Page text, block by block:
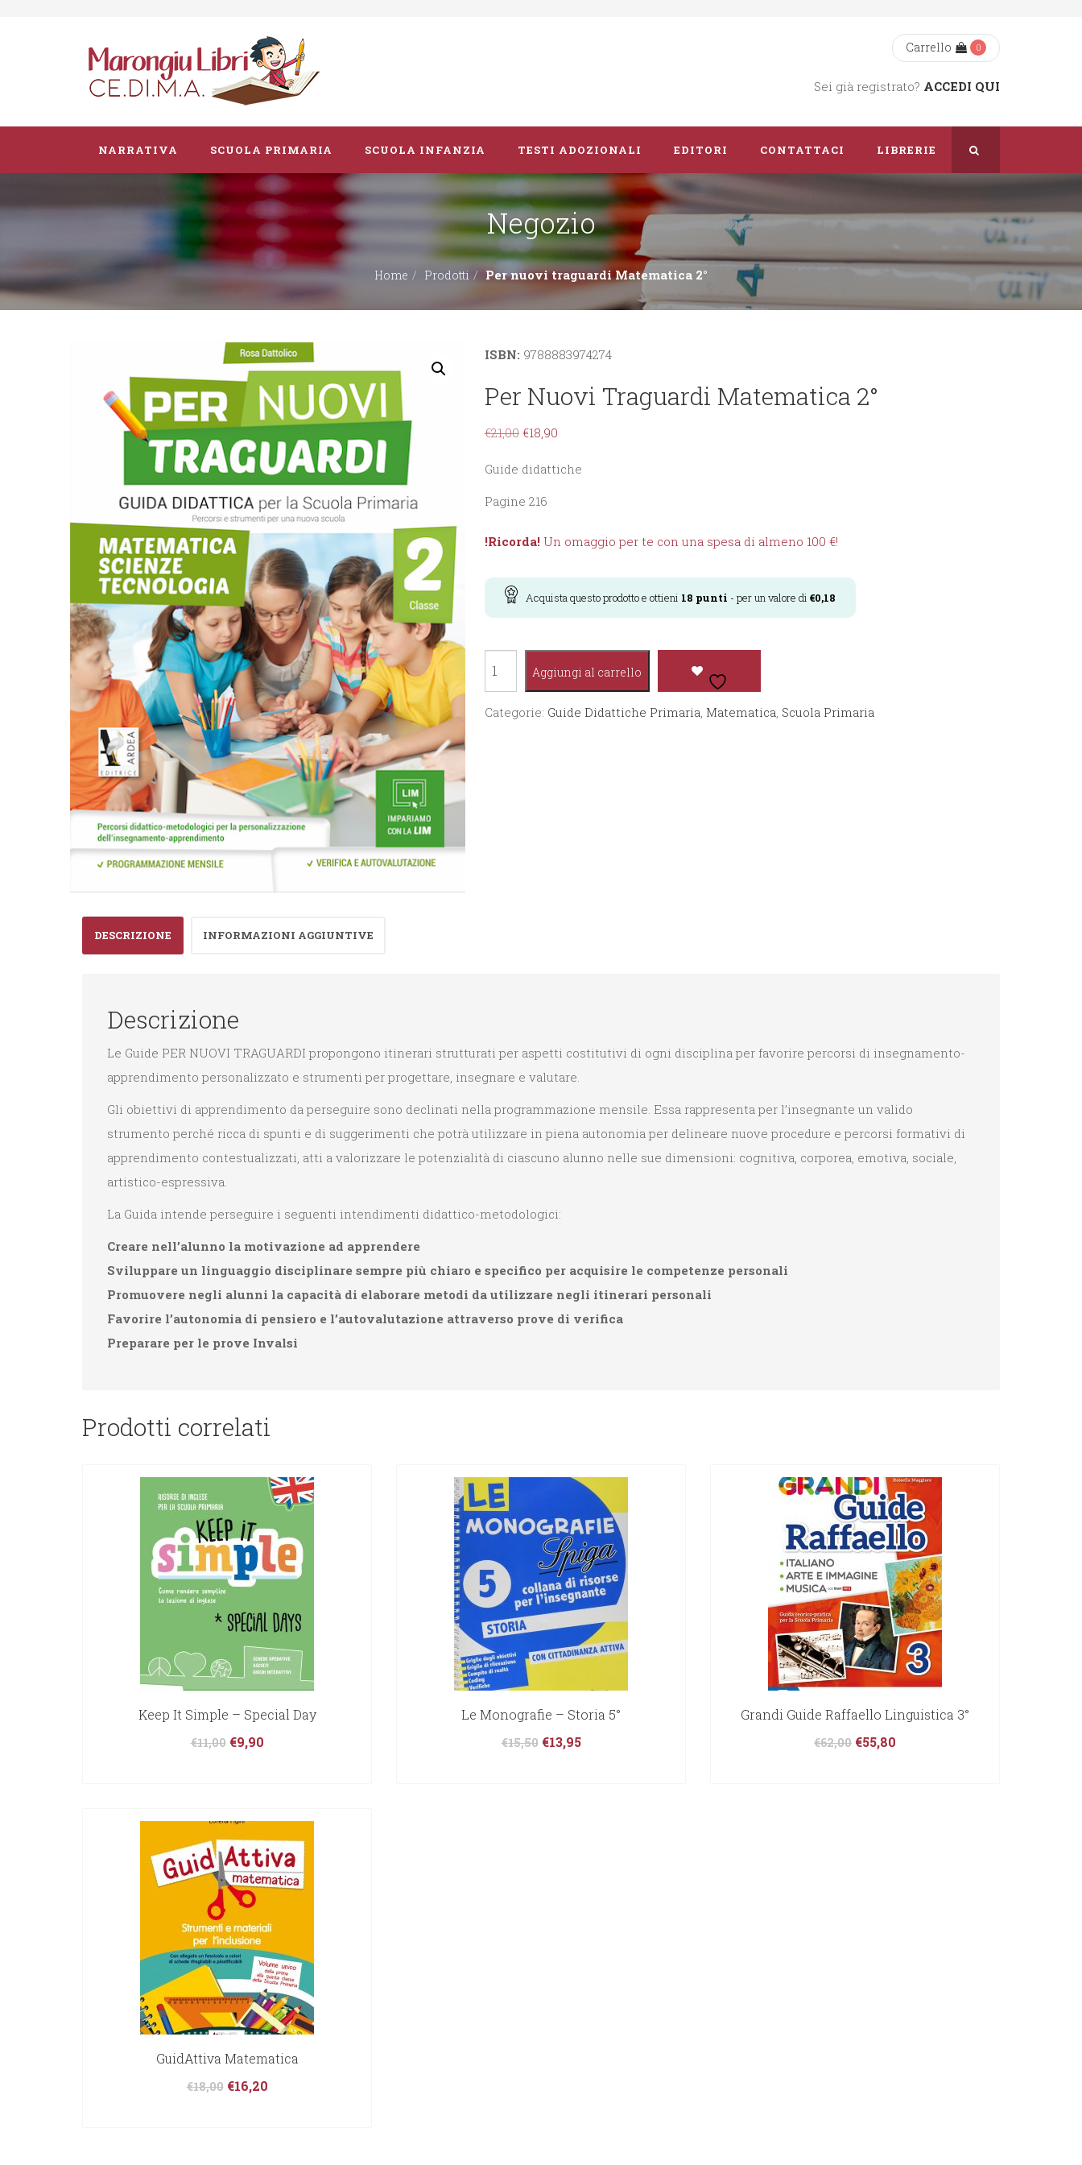
Carrello 0
Sei già registrato? ACCEDI QUI
NARRATIVA SCUOLA PRIMARIA
Parascolastico
Vacanze
Guide didattiche
SCUOLA INFANZIA TESTI ADOZIONALI EDITORI CONTATTACI
Dove Siamo
LIBRERIE
Negozio
Home Prodotti Per nuovi traguardi Matematica 2°
ISBN: 9788883974274
Per Nuovi Traguardi Matematica 2°
€21,00 €18,90
Guide didattiche
Pagine 216
!Ricorda!Un omaggio per te con una spesa di almeno 100 €!
Acquista questo prodotto e ottieni 18 punti - per un valore di €0,18
traguardi
Aggiungi al carrello
Categorie: Guide Didattiche Primaria, Matematica, Scuola Primaria
DESCRIZIONE INFORMAZIONI AGGIUNTIVE
Descrizione
Le Guide PER NUOVI TRAGUARDI propongono itinerari strutturati per aspetti costitutivi di ogni disciplina per favorire percorsi di insegnamento-
apprendimento personalizzato e strumenti per progettare, insegnare e valutare.
Gli obiettivi di apprendimento da perseguire sono declinati nella programmazione mensile. Essa rappresenta per l’insegnante un valido
strumento perché ricca di spunti e di suggerimenti che potrà utilizzare in piena autonomia per delineare nuove procedure e percorsi formativi di
apprendimento contestualizzati, atti a valorizzare le potenzialità di ciascuno alunno nelle sue dimensioni: cognitiva, corporea, emotiva, sociale,
artistico-espressiva.
La Guida intende perseguire i seguenti intendimenti didattico-metodologici:
Creare nell’alunno la motivazione ad apprendere
Sviluppare un linguaggio disciplinare sempre più chiaro e specifico per acquisire le competenze personali
Promuovere negli alunni la capacità di elaborare metodi da utilizzare negli itinerari personali
Favorire l’autonomia di pensiero e l’autovalutazione attraverso prove di verifica
Preparare per le prove Invalsi
Prodotti correlati
Keep It Simple – Special Day
€11,00 €9,90
Le Monografie – Storia 5°
€15,50 €13,95
Grandi Guide Raffaello Linguistica 3°
€62,00 €55,80
GuidAttiva Matematica
€18,00 €16,20